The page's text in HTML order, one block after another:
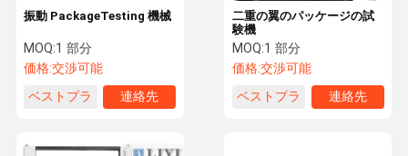
振動 PackageTesting 機械
MOQ:1 部分
価格:交渉可能
ベストプラ
連絡先
二重の翼のパッケージの試
験機
MOQ:1 部分
価格:交渉可能
ベストプラ
連絡先